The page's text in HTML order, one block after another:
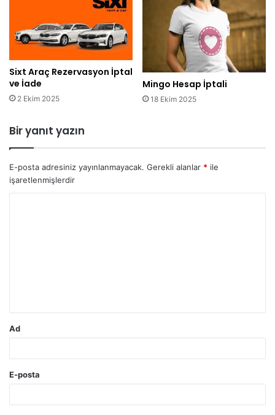
Sixt Araç Rezervasyon İptal
ve İade
2 Ekim 2025
Mingo Hesap İptali
18 Ekim 2025
Bir yanıt yazın
E-posta adresiniz yayınlanmayacak. Gerekli alanlar * ile
işaretlenmişlerdir
Ad
E-posta